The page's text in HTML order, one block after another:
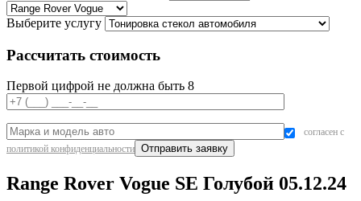
Выберите услугу
Рассчитать стоимость
Первой цифрой не должна быть 8
согласен с
политикой конфиденциальности
Range Rover Vogue SE Голубой 05.12.24